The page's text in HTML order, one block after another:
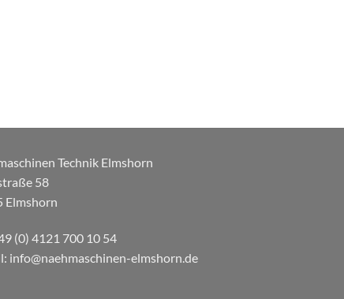
Technik Elmshorn
58
Elmshorn
(0) 4121 700 10 54
info@naehmaschinen-elmshorn.de